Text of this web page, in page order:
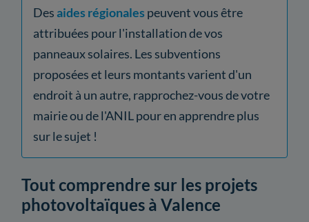
Desaides régionales peuvent vous être
attribuées pour l'installation de vos
panneaux solaires. Les subventions
proposées et leurs montants varient d'un
endroit à un autre, rapprochez-vous de votre
mairie ou de l'ANIL pour en apprendre plus
sur le sujet !
Tout comprendre sur les projets
photovoltaïques à Valence